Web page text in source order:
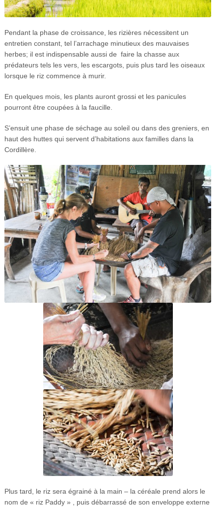
Pendant la phase de croissance, les rizières nécessitent un
entretien constant, tel l’arrachage minutieux des mauvaises
herbes; il est indispensable aussi de faire la chasse aux
prédateurs tels les vers, les escargots, puis plus tard les oiseaux
lorsque le riz commence à murir.
En quelques mois, les plants auront grossi et les panicules
pourront être coupées à la faucille.
S’ensuit une phase de séchage au soleil ou dans des greniers, en
haut des huttes qui servent d’habitations aux familles dans la
Cordillère.
Plus tard, le riz sera égrainé à la main – la céréale prend alors le
nom de « riz Paddy » , puis débarrassé de son enveloppe externe